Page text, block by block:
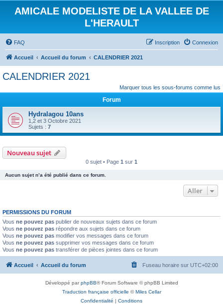
AMICALE MODELISTE DE LA VALLEE DE
L'HERAULT
FAQ Connexion
Inscription
Accueil Accueil du forum CALENDRIER 2021
CALENDRIER 2021
Marquer tous les sous-forums comme lus
Forum
Hydralagou 10ans
1,2 et 3 Octobre 2021
Sujets : 7
Nouveau sujet
0 sujet • Page 1 sur 1
Aucun sujet n’a été publié dans ce forum.
Aller
PERMISSIONS DU FORUM
Vous ne pouvez pas publier de nouveaux sujets dans ce forum
Vous ne pouvez pas répondre aux sujets dans ce forum
Vous ne pouvez pas modifier vos messages dans ce forum
Vous ne pouvez pas supprimer vos messages dans ce forum
Vous ne pouvez pas transférer de pièces jointes dans ce forum
Accueil Accueil du forum Fuseau horaire sur UTC+02:00
Développé parphpBB® Forum Software © phpBB Limited
Traduction française officielle ©Miles Cellar
Confidentialité | Conditions